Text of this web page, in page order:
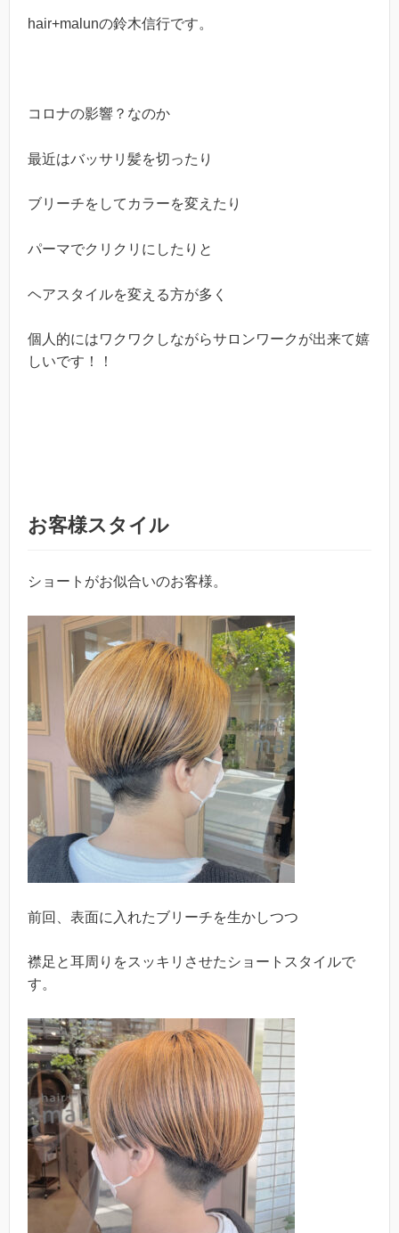
hair+malunの鈴木信行です。
コロナの影響？なのか
最近はバッサリ髪を切ったり
ブリーチをしてカラーを変えたり
パーマでクリクリにしたりと
ヘアスタイルを変える方が多く
個人的にはワクワクしながらサロンワークが出来て嬉
しいです！！
お客様スタイル
ショートがお似合いのお客様。
前回、表面に入れたブリーチを生かしつつ
襟足と耳周りをスッキリさせたショートスタイルで
す。